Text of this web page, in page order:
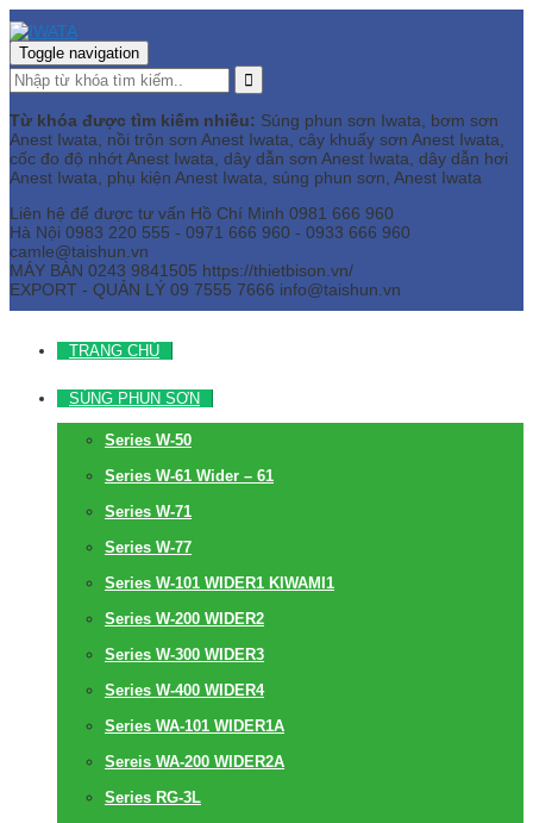
Toggle navigation
Từ khóa được tìm kiếm nhiều: Súng phun sơn Iwata, bơm sơn
Anest Iwata, nồi trộn sơn Anest Iwata, cây khuấy sơn Anest Iwata,
cốc đo độ nhớt Anest Iwata, dây dẫn sơn Anest Iwata, dây dẫn hơi
Anest Iwata, phụ kiện Anest Iwata, súng phun sơn, Anest Iwata
Liên hệ để được tư vấn Hồ Chí Minh 0981 666 960
Hà Nội 0983 220 555 - 0971 666 960 - 0933 666 960
camle@taishun.vn
MÁY BÀN 0243 9841505 https://thietbison.vn/
EXPORT - QUẢN LÝ 09 7555 7666 info@taishun.vn
TRANG CHỦ
SÚNG PHUN SƠN
Series W-50
Series W-61 Wider – 61
Series W-71
Series W-77
Series W-101 WIDER1 KIWAMI1
Series W-200 WIDER2
Series W-300 WIDER3
Series W-400 WIDER4
Series WA-101 WIDER1A
Sereis WA-200 WIDER2A
Series RG-3L